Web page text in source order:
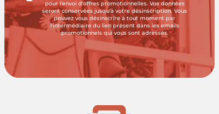
pour l'envoi d'offres promotionnelles. Vos données
seront conservées jusqu'à votre désinscription. Vous
pouvez vous désinscrire à tout moment par
l'intermédiaire du lien présent dans les emails
promotionnels qui vous sont adressés.